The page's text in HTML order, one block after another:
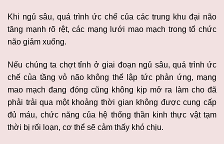
Khi ngủ sâu, quá trình ức chế của các trung khu đại não
tăng mạnh rõ rệt, các mạng lưới mao mạch trong tổ chức
não giảm xuống.
Nếu chúng ta chợt tỉnh ở giai đoạn ngủ sâu, quá trình ức
chế của tầng vỏ não không thể lập tức phản ứng, mạng
mao mạch đang đóng cũng không kịp mở ra làm cho đã
phải trải qua một khoảng thời gian không được cung cấp
đủ máu, chức năng của hệ thống thần kinh thực vật tạm
thời bị rối loạn, cơ thể sẽ cảm thấy khó chịu.